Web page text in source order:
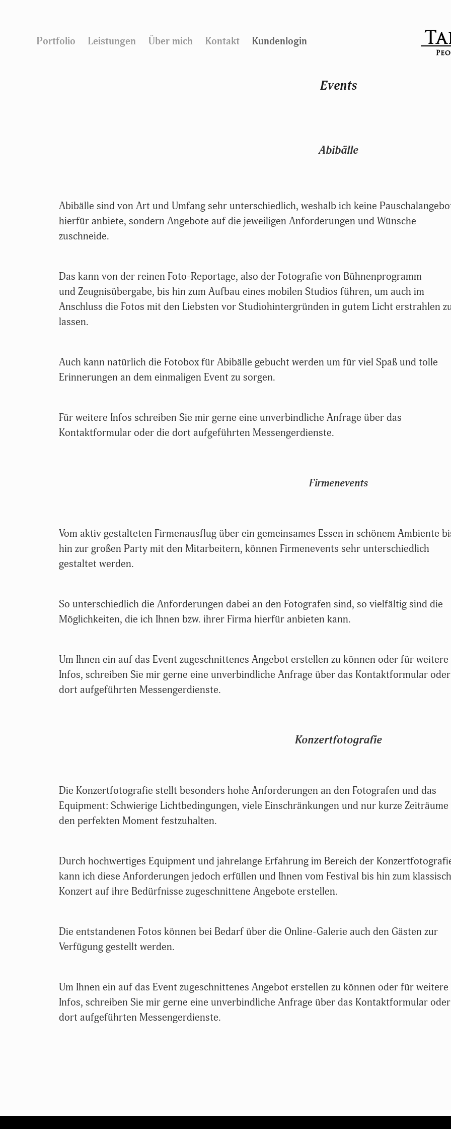
Portfolio Leistungen Über mich Kontakt Kundenlogin
Events
​​​​​​​Abibälle
Abibälle sind von Art und Umfang sehr unterschiedlich, weshalb ich keine
hierfür anbiete, sondern Angebote auf die jeweiligen Anforderungen und Wünsche
zuschneide.
Das kann von der reinen Foto-Reportage, also der Fotografie von Bühnenprogramm
und Zeugnisübergabe, bis hin zum Aufbau eines mobilen Studios führen, um auch im
Anschluss die Fotos mit den Liebsten vor Studiohintergründen in gutem Licht erstrahlen
lassen.
Auch kann natürlich die Fotobox für Abibälle gebucht werden um für viel Spaß und tolle
Erinnerungen an dem einmaligen Event zu sorgen.
Für weitere Infos schreiben Sie mir gerne eine unverbindliche Anfrage über das
Kontaktformular oder die dort aufgeführten Messengerdienste.
Firmenevents
Vom aktiv gestalteten Firmenausflug über ein gemeinsames Essen in schönem Ambiente
hin zur großen Party mit den Mitarbeitern, können Firmenevents sehr unterschiedlich
gestaltet werden.
So unterschiedlich die Anforderungen dabei an den Fotografen sind, so vielfältig sind die
Möglichkeiten, die ich Ihnen bzw. ihrer Firma hierfür anbieten kann.
Um Ihnen ein auf das Event zugeschnittenes Angebot erstellen zu können oder für weitere
Infos, schreiben Sie mir gerne eine unverbindliche Anfrage über das Kontaktformular
dort aufgeführten Messengerdienste.
Konzertfotografie
Die Konzertfotografie stellt besonders hohe Anforderungen an den Fotografen und das
Equipment: Schwierige Lichtbedingungen, viele Einschränkungen und nur kurze Zeiträume
den perfekten Moment festzuhalten.
Durch hochwertiges Equipment und jahrelange Erfahrung im Bereich der
kann ich diese Anforderungen jedoch erfüllen und Ihnen vom Festival bis hin zum
Konzert auf ihre Bedürfnisse zugeschnittene Angebote erstellen.
Die entstandenen Fotos können bei Bedarf über die Online-Galerie auch den Gästen zur
Verfügung gestellt werden.
Um Ihnen ein auf das Event zugeschnittenes Angebot erstellen zu können oder für weitere
Infos, schreiben Sie mir gerne eine unverbindliche Anfrage über das Kontaktformular
dort aufgeführten Messengerdienste.